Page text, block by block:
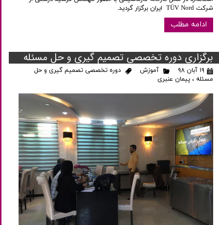
شرکت TÜV Nord ایران برگزار گردید.
ادامه مطلب
برگزاری دوره تخصصی تصمیم گیری و حل مسئله
۱۹ آبان ۹۸ آموزش
دوره تخصصی تصمیم گیری و حل
مسئله ، پیمان عنبری